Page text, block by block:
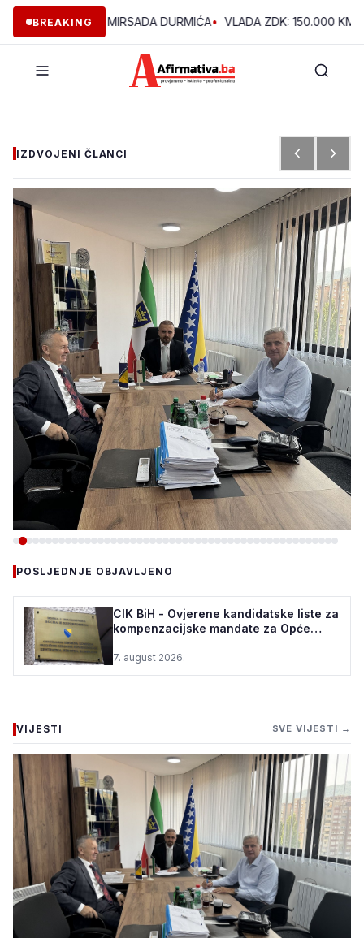
BREAKINGMIRSADA DURMIĆA• VLADA ZDK: 150.000 KM ZA
IZDVOJENI ČLANCI
VLADA ZDK: 150.000 KM ZA
REKONSTRUKCIJU VODOVODA
U ŽEPČU
7. august 2026.•69 pregleda
POSLJEDNJE OBJAVLJENO
CIK BiH - Ovjerene kandidatske liste za
kompenzacijske mandate za Opće
7. august 2026.
VIJESTI SVE VIJESTI →